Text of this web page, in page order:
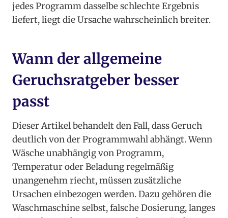
jedes Programm dasselbe schlechte Ergebnis
liefert, liegt die Ursache wahrscheinlich breiter.
Wann der allgemeine
Geruchsratgeber besser
passt
Dieser Artikel behandelt den Fall, dass Geruch
deutlich von der Programmwahl abhängt. Wenn
Wäsche unabhängig von Programm,
Temperatur oder Beladung regelmäßig
unangenehm riecht, müssen zusätzliche
Ursachen einbezogen werden. Dazu gehören die
Waschmaschine selbst, falsche Dosierung, langes